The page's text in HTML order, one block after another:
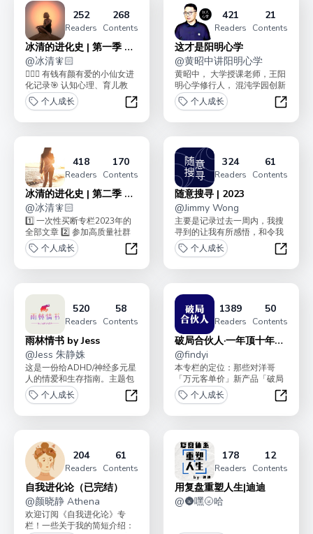
252
Readers
268
Contents
冰清的进化史 | 第一季 已
完结
@冰清🧚🏻
🧚🏻‍♀️ 有钱有颜有爱的小仙女进
化记录🎯 认知心理、育儿教
育、亲密关系均有所涉及； ❤
好...
个人成长
冰清的进化史 | 第一季 已完结
421
Readers
21
Contents
这才是阳明心学
@黄昭中讲阳明心学
黄昭中， 大学授课老师，王阳
明心学修行人， 混沌学园创新
教练，互联网大厂出身创业
者。每天花5分钟...
个人成长
这才
418
Readers
170
Contents
冰清的进化史 | 第二季 已
完结
@冰清🧚🏻
1️⃣ 一次性买断专栏2023年的
全部文章 2️⃣ 参加高质量社群
的书籍共读和运动打卡专栏内
容包含...
个人成长
冰清的进化史 | 第二季 已完结
324
Readers
61
Contents
随意搜寻 | 2023
@Jimmy Wong
主要是记录过去一周内，我搜
寻到的让我有所感悟，和令我
成长的信息，预计最少连载 48
期，以及还会包含...
个人成长
随意
520
Readers
58
Contents
雨林情书 by Jess
@Jess 朱静姝
这是一份给ADHD/神经多元星
人的情爱和生存指南。主题包
括如何长久深爱且不床死；21
世纪不适症的避风...
个人成长
雨林情书 by Jess
1389
Readers
50
Contents
破局合伙人·一年顶十年
（100问）
@findyi
本专栏的定位：那些对洋哥
「万元客单价」新产品「破局
合伙人」有兴趣，但还在纠结
的朋友，比如感觉太贵、感...
个人成长
破局
204
Readers
61
Contents
自我进化论（已完结）
@颜晓静 Athena
欢迎订阅《自我进化论》专
栏！一些关于我的简短介绍：
178
Readers
12
Contents
用复盘重塑人生|迪迪
@🌚嘿🌝哈